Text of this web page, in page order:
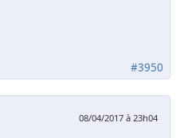
#3950
08/04/2017 à 23h04